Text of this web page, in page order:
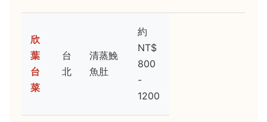
欣
葉
台
菜
台
北
清蒸鮸
魚肚
約
NT$
800
-
1200